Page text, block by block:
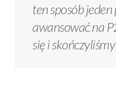
ten sposób
awansować na
się i